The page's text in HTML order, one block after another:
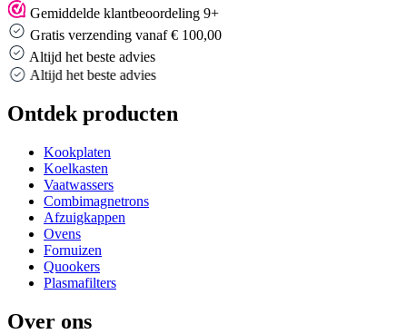
Gemiddelde klantbeoordeling 9+
Gratis verzending vanaf € 100,00
Altijd het beste advies
Altijd het beste advies
Ontdek producten
Kookplaten
Koelkasten
Vaatwassers
Combimagnetrons
Afzuigkappen
Ovens
Fornuizen
Quookers
Plasmafilters
Over ons